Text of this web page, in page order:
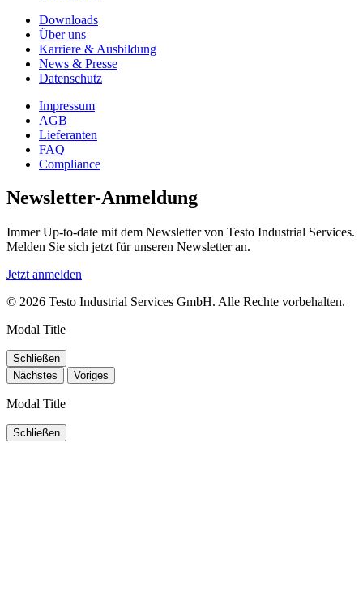
Downloads
Über uns
Karriere & Ausbildung
News & Presse
Datenschutz
Impressum
AGB
Lieferanten
FAQ
Compliance
Newsletter-Anmeldung
Immer Up-to-date mit dem Newsletter von Testo Industrial Services.
Melden Sie sich jetzt für unseren Newsletter an.
Jetzt anmelden
© 2026 Testo Industrial Services GmbH. Alle Rechte vorbehalten.
Modal Title
Schließen
Nächstes
Voriges
Modal Title
Schließen